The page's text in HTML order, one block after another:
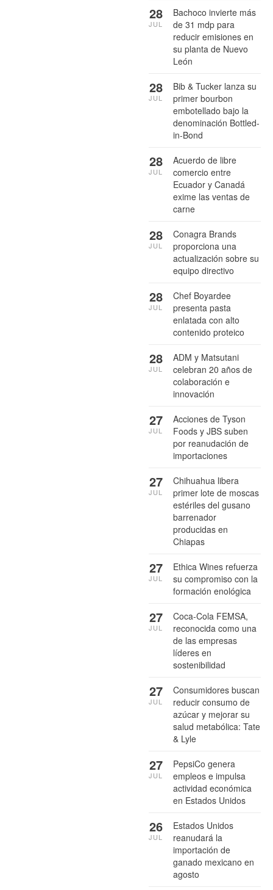
Bachoco invierte más
de 31 mdp para
reducir emisiones en
su planta de Nuevo
León
28
JUL
Bib & Tucker lanza su
primer bourbon
embotellado bajo la
denominación Bottled-
in-Bond
28
JUL
Acuerdo de libre
comercio entre
Ecuador y Canadá
exime las ventas de
carne
28
JUL
Conagra Brands
proporciona una
actualización sobre su
equipo directivo
28
JUL
Chef Boyardee
presenta pasta
enlatada con alto
contenido proteico
28
JUL
ADM y Matsutani
celebran 20 años de
colaboración e
innovación
28
JUL
Acciones de Tyson
Foods y JBS suben
por reanudación de
importaciones
27
JUL
Chihuahua libera
primer lote de moscas
estériles del gusano
barrenador
producidas en
Chiapas
27
JUL
Ethica Wines refuerza
su compromiso con la
formación enológica
27
JUL
Coca-Cola FEMSA,
reconocida como una
de las empresas
líderes en
sostenibilidad
27
JUL
Consumidores buscan
reducir consumo de
azúcar y mejorar su
salud metabólica: Tate
& Lyle
27
JUL
PepsiCo genera
empleos e impulsa
actividad económica
en Estados Unidos
27
JUL
Estados Unidos
reanudará la
importación de
ganado mexicano en
agosto
26
JUL